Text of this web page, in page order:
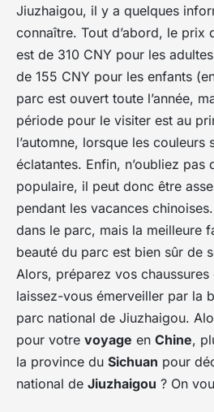
Jiuzhaigou, il y a quelques
connaître. Tout d’abord, le prix
est de 310 CNY pour les
de 155 CNY pour les enfants
parc est ouvert toute l’année,
période pour le visiter est au
l’automne, lorsque les couleurs
éclatantes. Enfin, n’oubliez pas
populaire, il peut donc être
pendant les vacances
dans le parc, mais la meilleure
beauté du parc est bien sûr de
Alors, préparez vos chaussures
laissez-vous émerveiller par la
parc national de Jiuzhaigou.
pour votre voyage en Chine,
la province du Sichuan pour
national de Jiuzhaigou ? On